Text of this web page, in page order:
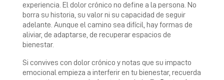
experiencia. El dolor crónico no define a la persona. No
borra su historia, su valor ni su capacidad de seguir
adelante. Aunque el camino sea difícil, hay formas de
aliviar, de adaptarse, de recuperar espacios de
bienestar.
Si convives con dolor crónico y notas que su impacto
emocional empieza a interferir en tu bienestar, recuerda